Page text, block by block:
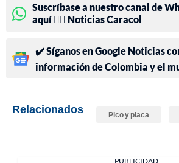
Suscríbase a nuestro canal de
aquí 👉🏻 Noticias Caracol
✔️ Síganos en Google Noticias
información de Colombia y el
Relacionados Pico y placa
PUBLICIDAD